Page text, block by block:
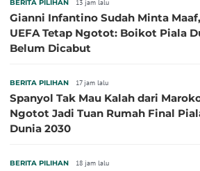
BERITA PILIHAN 13 jam lalu
Gianni Infantino Sudah Minta Maaf,
UEFA Tetap Ngotot: Boikot Piala
Belum Dicabut
BERITA PILIHAN 17 jam lalu
Spanyol Tak Mau Kalah dari
Ngotot Jadi Tuan Rumah Final
Dunia 2030
BERITA PILIHAN 18 jam lalu